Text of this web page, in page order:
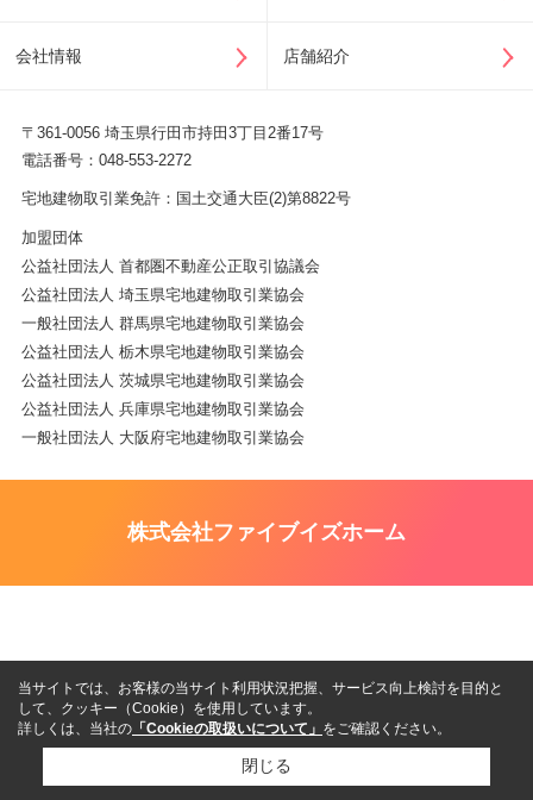
会社情報 店舗紹介
〒361-0056 埼玉県行田市持田3丁目2番17号
電話番号：048-553-2272
宅地建物取引業免許：国土交通大臣(2)第8822号
加盟団体
公益社団法人 首都圏不動産公正取引協議会
公益社団法人 埼玉県宅地建物取引業協会
一般社団法人 群馬県宅地建物取引業協会
公益社団法人 栃木県宅地建物取引業協会
公益社団法人 茨城県宅地建物取引業協会
公益社団法人 兵庫県宅地建物取引業協会
一般社団法人 大阪府宅地建物取引業協会
株式会社ファイブイズホーム
当サイトでは、お客様の当サイト利用状況把握、サービス向上検討を目的と
して、クッキー（Cookie）を使用しています。
詳しくは、当社の 「Cookieの取扱いについて」 をご確認ください。
閉じる